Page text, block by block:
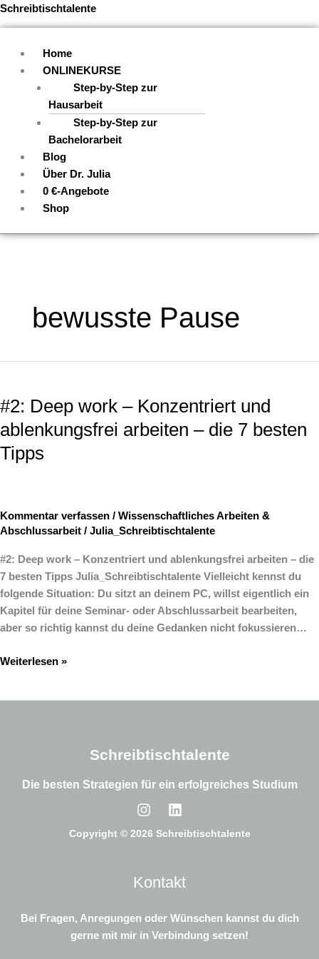
Zum
Inhalt
Schreibtischtalente
Menü
Home
ONLINEKURSE
Step-by-Step zur
Hausarbeit
Step-by-Step zur
Bachelorarbeit
Blog
Über Dr. Julia
0 €-Angebote
Shop
bewusste Pause
#2: Deep work – Konzentriert und
ablenkungsfrei arbeiten – die 7 besten
Tipps
Kommentar verfassen / Wissenschaftliches Arbeiten &
Abschlussarbeit / Julia_Schreibtischtalente
#2: Deep work – Konzentriert und ablenkungsfrei arbeiten – die
7 besten Tipps Julia_Schreibtischtalente Vielleicht kennst du
folgende Situation: Du sitzt an deinem PC, willst eigentlich ein
Kapitel für deine Seminar- oder Abschlussarbeit bearbeiten,
aber so richtig kannst du deine Gedanken nicht fokussieren…
work
Konzentriert
und
die
besten
Tipps
Weiterlesen »
Schreibtischtalente
Die besten Strategien für ein erfolgreiches Studium
Copyright © 2026 Schreibtischtalente
Kontakt
Bei Fragen, Anregungen oder Wünschen kannst du dich
gerne mit mir in Verbindung setzen!